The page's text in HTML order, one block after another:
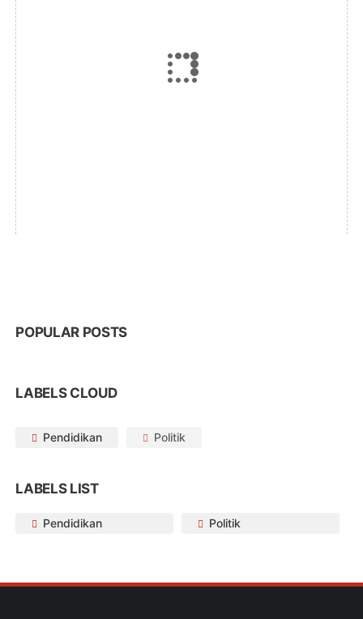
POPULAR POSTS
LABELS CLOUD
Pendidikan Politik
LABELS LIST
Pendidikan Politik